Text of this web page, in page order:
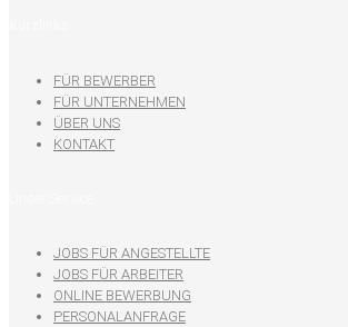
FÜR BEWERBER
FÜR UNTERNEHMEN
ÜBER UNS
KONTAKT
JOBS FÜR ANGESTELLTE
JOBS FÜR ARBEITER
ONLINE BEWERBUNG
PERSONALANFRAGE